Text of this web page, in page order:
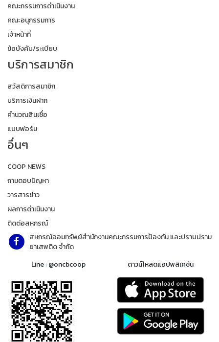
คณะกรรมการดำเนินงาน
คณะอนุกรรมการ
เจ้าหน้าที่
ข้อบังคับ/ระเบียบ
บริการสมาชิก
สวัสดิการสมาชิก
บริการเงินฝาก
คำนวณสินเชื่อ
แบบฟอร์ม
อื่นๆ
COOP NEWS
ถามตอบปัญหา
วารสารข่าว
ผลการดำเนินงาน
ติดต่อสหกรณ์
สหกรณ์ออมทรัพย์สำนักงานคณะกรรมการป้องกัน และปราบปราม
ยาเสพติด จำกัด
Line : @oncbcoop
ดาวน์โหลดแอปพลิเคชัน